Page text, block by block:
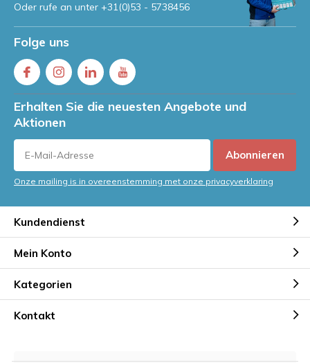
Oder rufe an unter +31(0)53 - 5738456
Folge uns
Erhalten Sie die neuesten Angebote und
Aktionen
Abonnieren
Onze mailing is in overeenstemming met onze privacyverklaring
Kundendienst
Mein Konto
Kategorien
Kontakt